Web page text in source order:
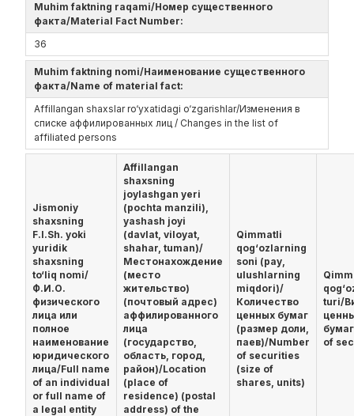
Muhim faktning raqami/Номер существенного
факта/Material Fact Number:
36
Muhim faktning nomi/Наименование существенного
факта/Name of material fact:
Affillangan shaxslar ro‘yxatidagi o‘zgarishlar/Изменения в
списке аффилированных лиц / Changes in the list of
affiliated persons
Jismoniy
shaxsning
F.I.Sh. yoki
yuridik
shaxsning
to‘liq nomi/
Ф.И.О.
физического
лица или
полное
наименование
юридического
лица/Full name
of an individual
or full name of
a legal entity
Affillangan
shaxsning
joylashgan yeri
(pochta manzili),
yashash joyi
(davlat, viloyat,
shahar, tuman)/
Местонахождение
(место
жительство)
(почтовый адрес)
аффилированного
лица
(государство,
область, город,
район)/Location
(place of
residence) (postal
address) of the
Qimmatli
qog‘ozlarning
soni (pay,
ulushlarning
miqdori)/
Количество
ценных бумаг
(размер доли,
паев)/Number
of securities
(size of
shares, units)
turi/
of